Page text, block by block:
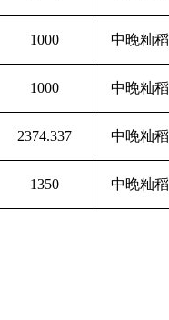
1000 中晚籼稻
1000 中晚籼稻
2374.337 中晚籼稻
1350 中晚籼稻